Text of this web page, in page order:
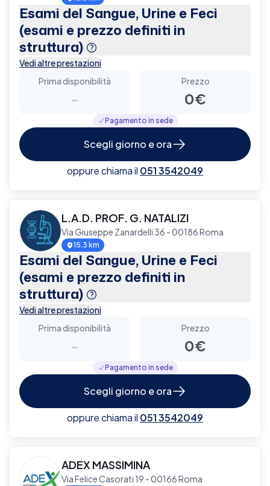
Esami del Sangue, Urine e Feci
(esami e prezzo definiti in
struttura)
Vedi altre prestazioni
Prima disponibilità
-
Prezzo
0€
Pagamento in sede
Scegli giorno e ora
oppure chiama il 051 3542049
L.A.D. PROF. G. NATALIZI
Via Giuseppe Zanardelli 36 - 00186 Roma
15.3 km
Esami del Sangue, Urine e Feci
(esami e prezzo definiti in
struttura)
Vedi altre prestazioni
Prima disponibilità
-
Prezzo
0€
Pagamento in sede
Scegli giorno e ora
oppure chiama il 051 3542049
ADEX MASSIMINA
Via Felice Casorati 19 - 00166 Roma